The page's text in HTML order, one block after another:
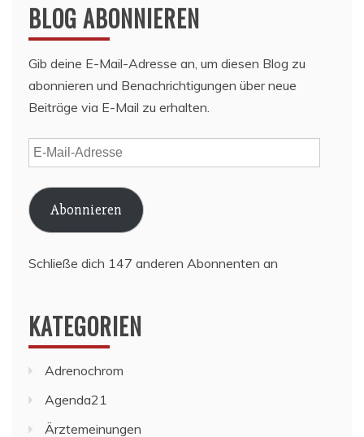
BLOG ABONNIEREN
Gib deine E-Mail-Adresse an, um diesen Blog zu
abonnieren und Benachrichtigungen über neue
Beiträge via E-Mail zu erhalten.
E-
Mail-
Adresse
Abonnieren
Schließe dich 147 anderen Abonnenten an
KATEGORIEN
Adrenochrom
Agenda21
Ärztemeinungen